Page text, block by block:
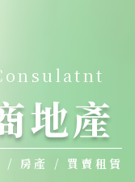
地產
/ 房產 / 買賣租賃